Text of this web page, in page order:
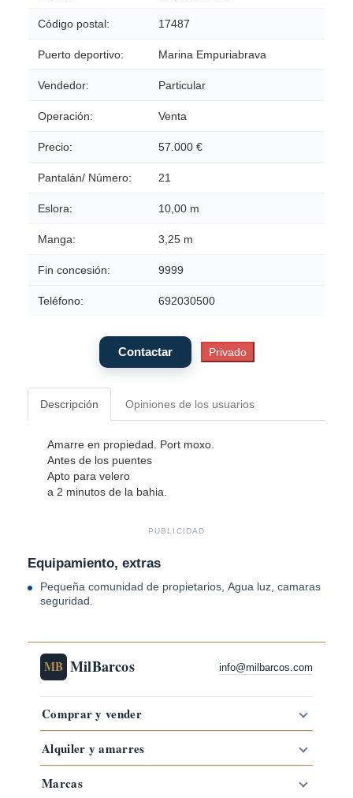
Código postal: 17487
Puerto deportivo: Marina Empuriabrava
Vendedor: Particular
Operación: Venta
Precio: 57.000 €
Pantalán/ Número: 21
Eslora: 10,00 m
Manga: 3,25 m
Fin concesión: 9999
Teléfono: 692030500
Descripción Opiniones de los usuarios
Amarre en propiedad. Port moxo.
Antes de los puentes
Apto para velero
a 2 minutos de la bahia.
PUBLICIDAD
Equipamiento, extras
Pequeña comunidad de propietarios, Agua luz, camaras
seguridad.
MB MilBarcos info@milbarcos.com
Comprar y vender
Alquiler y amarres
Marcas